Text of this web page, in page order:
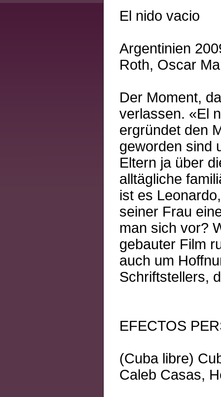
El nido vacio
Argentinien
Roth, Oscar
Der Moment,
verlassen. «El
ergründet den
geworden sind
Eltern ja über
alltägliche
ist es
seiner Frau
man sich vor?
gebauter Film
auch um
Schriftstellers,
EFECTOS
(Cuba libre)
Caleb Casas,